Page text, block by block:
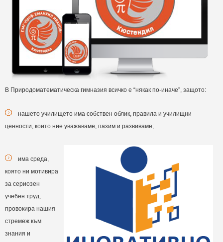
В Природоматематическа гимназия всичко е “някак по-иначе”, защото:
нашето училището има собствен облик, правила и училищни
ценности, които ние уважаваме, пазим и развиваме;
има среда,
която ни мотивира
за сериозен
учебен труд,
провокира нашия
стремеж към
знания и